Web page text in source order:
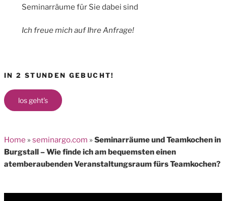
Seminarräume für Sie dabei sind
Ich freue mich auf Ihre Anfrage!
IN 2 STUNDEN GEBUCHT!
los geht's
Home » seminargo.com » Seminarräume und Teamkochen in
Burgstall – Wie finde ich am bequemsten einen
atemberaubenden Veranstaltungsraum fürs Teamkochen?